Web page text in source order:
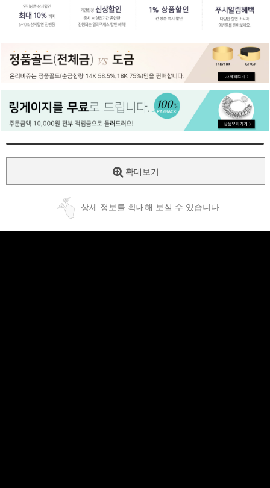
페이코 ID로
PAYCO 바로
확대보기
상세 정보를 확대해 보실 수 있습니다